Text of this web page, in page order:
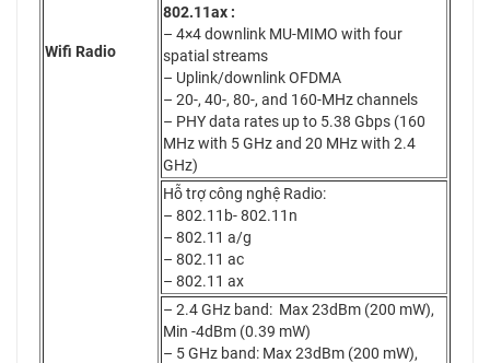
Wifi Radio
802.11ax :
– 4×4 downlink MU-MIMO with four
spatial streams
– Uplink/downlink OFDMA
– 20-, 40-, 80-, and 160-MHz channels
– PHY data rates up to 5.38 Gbps (160
MHz with 5 GHz and 20 MHz with 2.4
GHz)
Hỗ trợ công nghệ Radio:
– 802.11b- 802.11n
– 802.11 a/g
– 802.11 ac
– 802.11 ax
– 2.4 GHz band: Max 23dBm (200 mW),
Min -4dBm (0.39 mW)
– 5 GHz band: Max 23dBm (200 mW),